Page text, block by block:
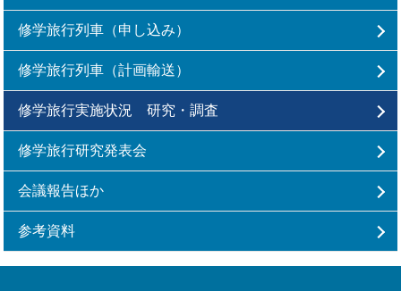
修学旅行列車（申し込み）
修学旅行列車（計画輸送）
修学旅行実施状況 研究・調査
修学旅行研究発表会
会議報告ほか
参考資料